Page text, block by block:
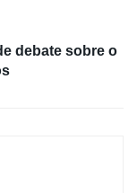
debate sobre o